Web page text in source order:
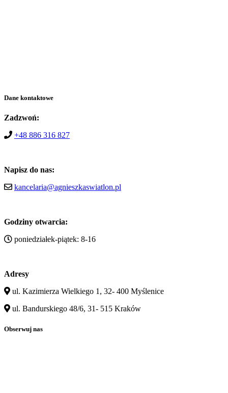
Dane kontaktowe
Zadzwoń:
+48 886 316 827
Napisz do nas:
kancelaria@agnieszkaswiatlon.pl
Godziny otwarcia:
poniedziałek-piątek: 8-16
Adresy
ul. Kazimierza Wielkiego 1, 32- 400 Myślenice
ul. Bandurskiego 48/6, 31- 515 Kraków
Obserwuj nas